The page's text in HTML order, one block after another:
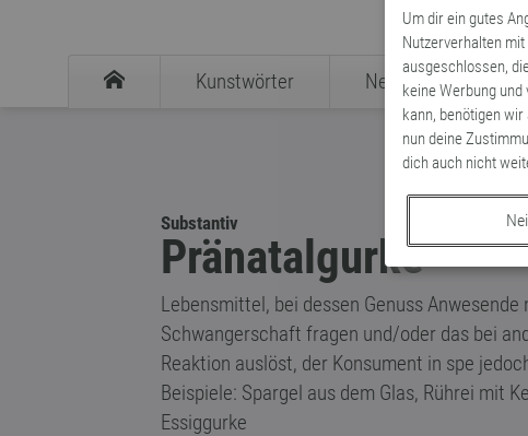
Um dir ein gutes
Nutzerverhalten
ausgeschlossen,
keine Werbung
kann, benötigen
nun deine
dich auch nicht
Kunstwörter Neologismen
Substantiv
Pränatalgurke
Lebensmittel, bei dessen Genuss
Schwangerschaft fragen und/oder das bei
Reaktion auslöst, der Konsument in spe
Beispiele: Spargel aus dem Glas, Rührei mit
Essiggurke